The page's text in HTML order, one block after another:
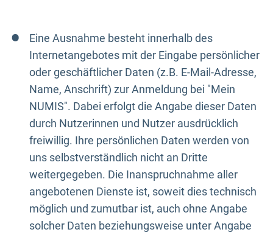
Eine Ausnahme besteht innerhalb des
Internetangebotes mit der Eingabe persönlicher
oder geschäftlicher Daten (z.B. E-Mail-Adresse,
Name, Anschrift) zur Anmeldung bei "Mein
NUMIS". Dabei erfolgt die Angabe dieser Daten
durch Nutzerinnen und Nutzer ausdrücklich
freiwillig. Ihre persönlichen Daten werden von
uns selbstverständlich nicht an Dritte
weitergegeben. Die Inanspruchnahme aller
angebotenen Dienste ist, soweit dies technisch
möglich und zumutbar ist, auch ohne Angabe
solcher Daten beziehungsweise unter Angabe